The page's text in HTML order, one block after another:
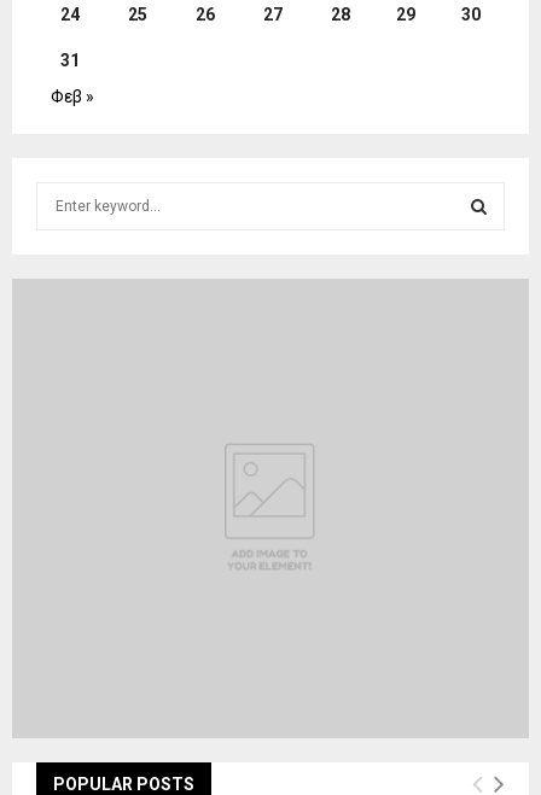
24 25 26 27 28 29 30
31
Φεβ »
POPULAR POSTS